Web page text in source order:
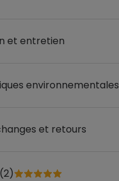
et entretien
environnementales
et retours